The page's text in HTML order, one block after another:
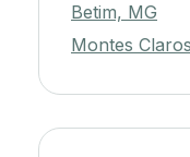
Betim, MG
Montes